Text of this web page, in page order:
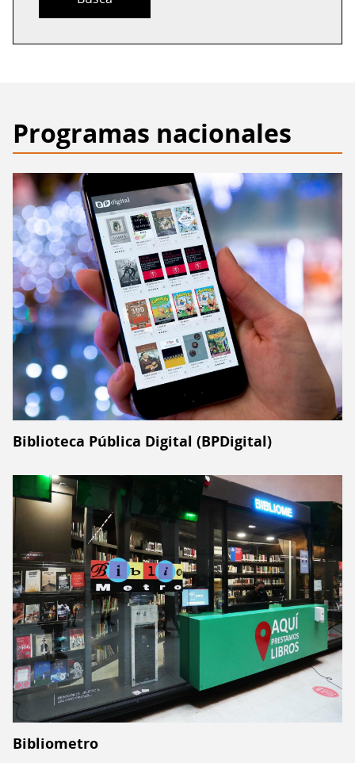
o
Programas nacionales
Biblioteca Pública Digital (BPDigital)
Bibliometro